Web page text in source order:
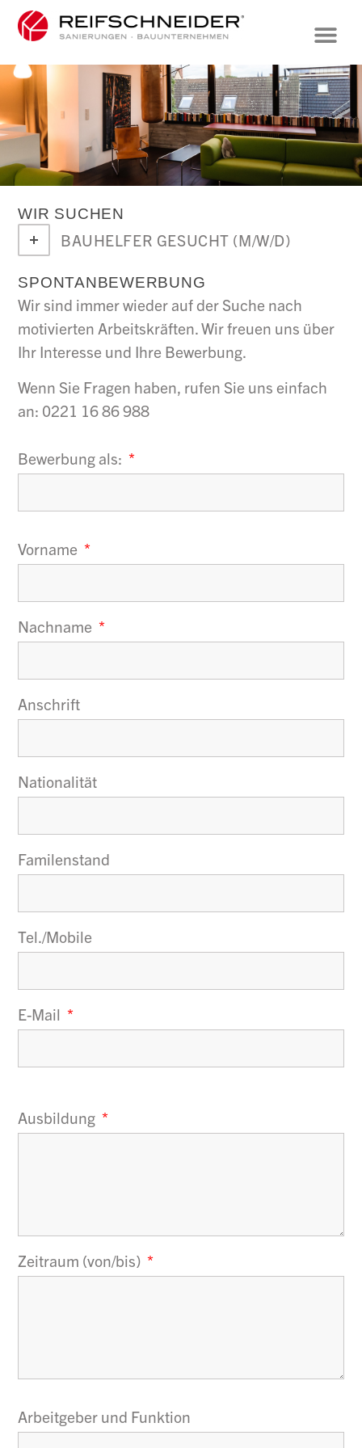
WIR SUCHEN
BAUHELFER GESUCHT (M/W/D)
SPONTANBEWERBUNG
Wir sind immer wieder auf der Suche nach
motivierten Arbeitskräften. Wir freuen uns über
Ihr Interesse und Ihre Bewerbung.
Wenn Sie Fragen haben, rufen Sie uns einfach
an: 0221 16 86 988
Bewerbung als:
Vorname
Nachname
Anschrift
Nationalität
Familenstand
Tel./Mobile
E-Mail
Ausbildung
Zeitraum (von/bis)
Arbeitgeber und Funktion